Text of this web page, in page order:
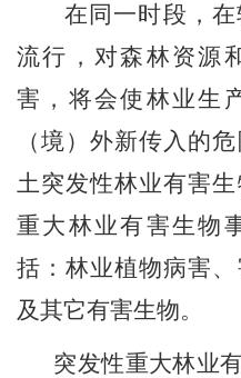
在同一时段，
流行，对森林资源
害，将会使林业生
（境）外新传入的
土突发性林业有害
重大林业有害生物
括：林业植物病害
及其它有害生物。
突发性重大林业